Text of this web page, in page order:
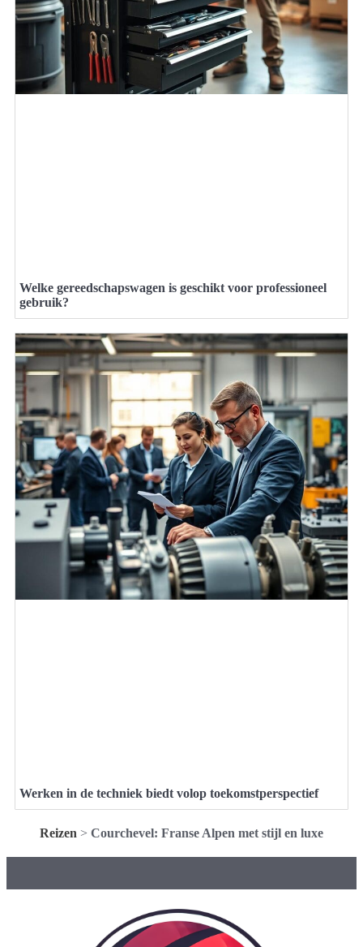
Welke gereedschapswagen is geschikt voor professioneel
gebruik?
Werken in de techniek biedt volop toekomstperspectief
Reizen > Courchevel: Franse Alpen met stijl en luxe